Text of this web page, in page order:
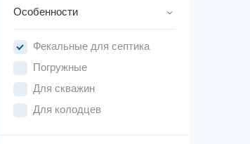
Особенности
Фекальные для септика
Погружные
Для скважин
Для колодцев